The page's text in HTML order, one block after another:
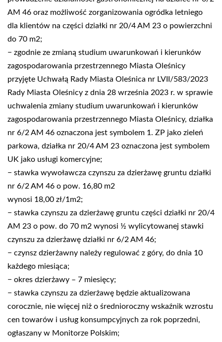
AM 46 oraz możliwość zorganizowania ogródka letniego
dla klientów na części działki nr 20/4 AM 23 o powierzchni
do 70 m2;
− zgodnie ze zmianą studium uwarunkowań i kierunków
zagospodarowania przestrzennego Miasta Oleśnicy
przyjęte Uchwałą Rady Miasta Oleśnica nr LVII/583/2023
Rady Miasta Oleśnicy z dnia 28 września 2023 r. w sprawie
uchwalenia zmiany studium uwarunkowań i kierunków
zagospodarowania przestrzennego Miasta Oleśnicy, działka
nr 6/2 AM 46 oznaczona jest symbolem 1. ZP jako zieleń
parkowa, działka nr 20/4 AM 23 oznaczona jest symbolem
UK jako usługi komercyjne;
− stawka wywoławcza czynszu za dzierżawę gruntu działki
nr 6/2 AM 46 o pow. 16,80 m2
wynosi 18,00 zł/1m2;
− stawka czynszu za dzierżawę gruntu części działki nr 20/4
AM 23 o pow. do 70 m2 wynosi ½ wylicytowanej stawki
czynszu za dzierżawę działki nr 6/2 AM 46;
− czynsz dzierżawny należy regulować z góry, do dnia 10
każdego miesiąca;
− okres dzierżawy – 7 miesięcy;
− stawka czynszu za dzierżawę będzie aktualizowana
corocznie, nie więcej niż o średnioroczny wskaźnik wzrostu
cen towarów i usług konsumpcyjnych za rok poprzedni,
ogłaszany w Monitorze Polskim;